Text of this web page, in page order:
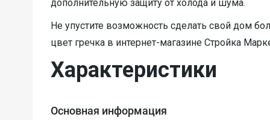
дополнительную защиту от холода и шума.
Не упустите возможность сделать свой дом
цвет гречка в интернет-магазине Стройка
Характеристики
Основная информация